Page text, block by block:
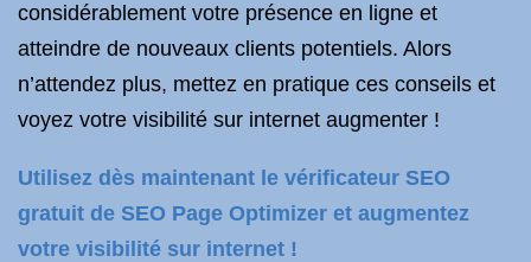
considérablement votre présence en ligne et
atteindre de nouveaux clients potentiels. Alors
n’attendez plus, mettez en pratique ces conseils et
voyez votre visibilité sur internet augmenter !
Utilisez dès maintenant le vérificateur SEO
gratuit de SEO Page Optimizer et augmentez
votre visibilité sur internet !